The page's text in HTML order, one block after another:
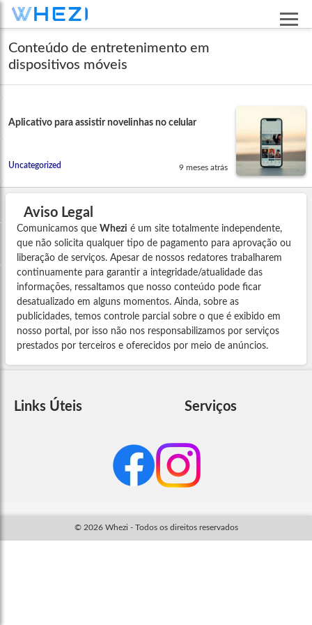
Conteúdo de entretenimento em
dispositivos móveis
Aplicativo para assistir novelinhas no celular
Uncategorized 9 meses atrás
Aviso Legal
Comunicamos que Whezi é um site totalmente independente,
que não solicita qualquer tipo de pagamento para aprovação ou
liberação de serviços. Apesar de nossos redatores trabalharem
continuamente para garantir a integridade/atualidade das
informações, ressaltamos que nosso conteúdo pode ficar
desatualizado em alguns momentos. Ainda, sobre as
publicidades, temos controle parcial sobre o que é exibido em
nosso portal, por isso não nos responsabilizamos por serviços
prestados por terceiros e oferecidos por meio de anúncios.
Links Úteis Serviços
© 2026 Whezi - Todos os direitos reservados